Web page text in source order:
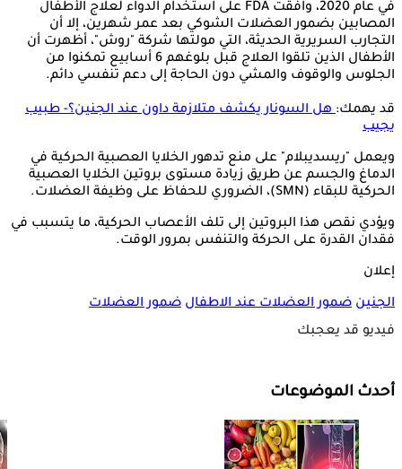
في عام 2020، وافقت FDA على استخدام الدواء لعلاج الأطفال
المصابين بضمور العضلات الشوكي بعد عمر شهرين، إلا أن
التجارب السريرية الحديثة، التي مولتها شركة "روش"، أظهرت أن
الأطفال الذين تلقوا العلاج قبل بلوغهم 6 أسابيع تمكنوا من
الجلوس والوقوف والمشي دون الحاجة إلى دعم تنفسي دائم.
قد يهمك:هل السونار يكشف متلازمة داون عند الجنين؟- طبيب
يجيب
ويعمل "ريسديبلام" على منع تدهور الخلايا العصبية الحركية في
الدماغ والجسم عن طريق زيادة مستوى بروتين الخلايا العصبية
الحركية للبقاء (SMN)، الضروري للحفاظ على وظيفة العضلات.
ويؤدي نقص هذا البروتين إلى تلف الأعصاب الحركية، ما يتسبب في
فقدان القدرة على الحركة والتنفس بمرور الوقت.
إعلان
الجنين ضمور العضلات عند الاطفال ضمور العضلات
فيديو قد يعجبك
أحدث الموضوعات